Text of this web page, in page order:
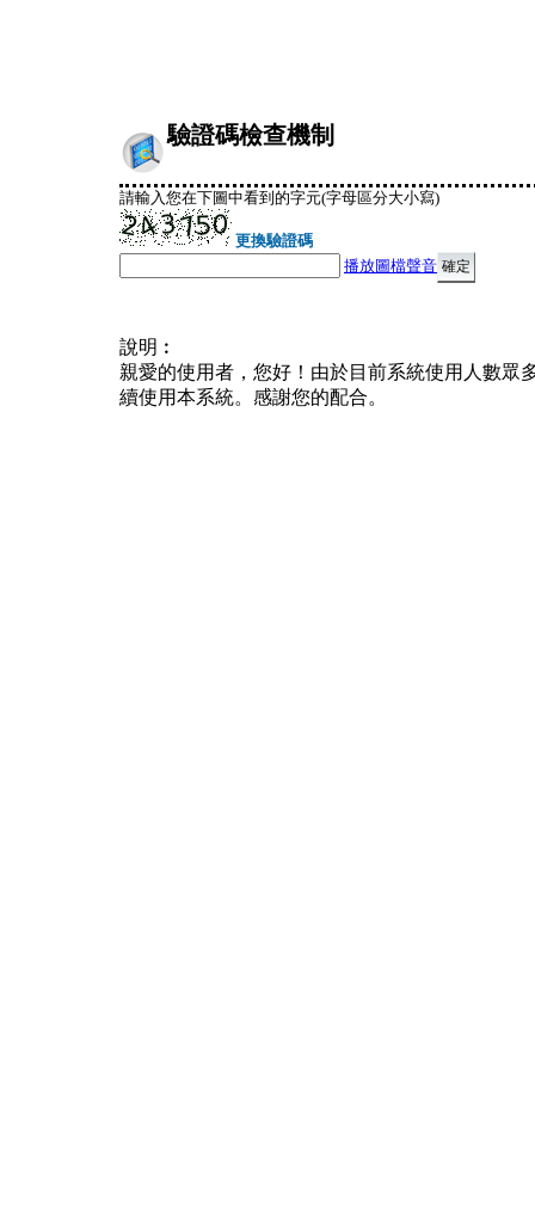
驗證碼檢查機制
請輸入您在下圖中看到的字元(字母區分大小寫)
更換驗證碼
播放圖檔聲音
說明︰
親愛的使用者，您好！由於目前系統使用人數眾
續使用本系統。感謝您的配合。